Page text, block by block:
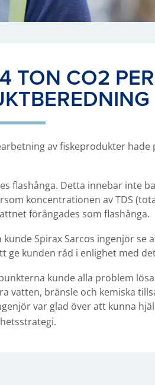
TON CO2
av fiskeprodukter
flashånga. Detta innebar inte
koncentrationen av TDS
förångades som flashånga.
Spirax Sarcos ingenjör se
kunden råd i enlighet med
kunde alla problem
vatten, bränsle och kemiska
var glad över att kunna